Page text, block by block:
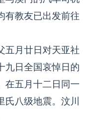
有教友已出发前往
月廿日对天亚社
九日全国哀悼日的
在五月十二日同一
八级地震。汶川